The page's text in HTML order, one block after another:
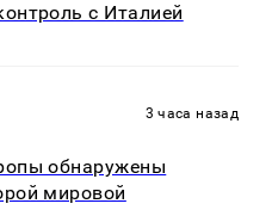
с Италией
3 часа назад
обнаружены
мировой